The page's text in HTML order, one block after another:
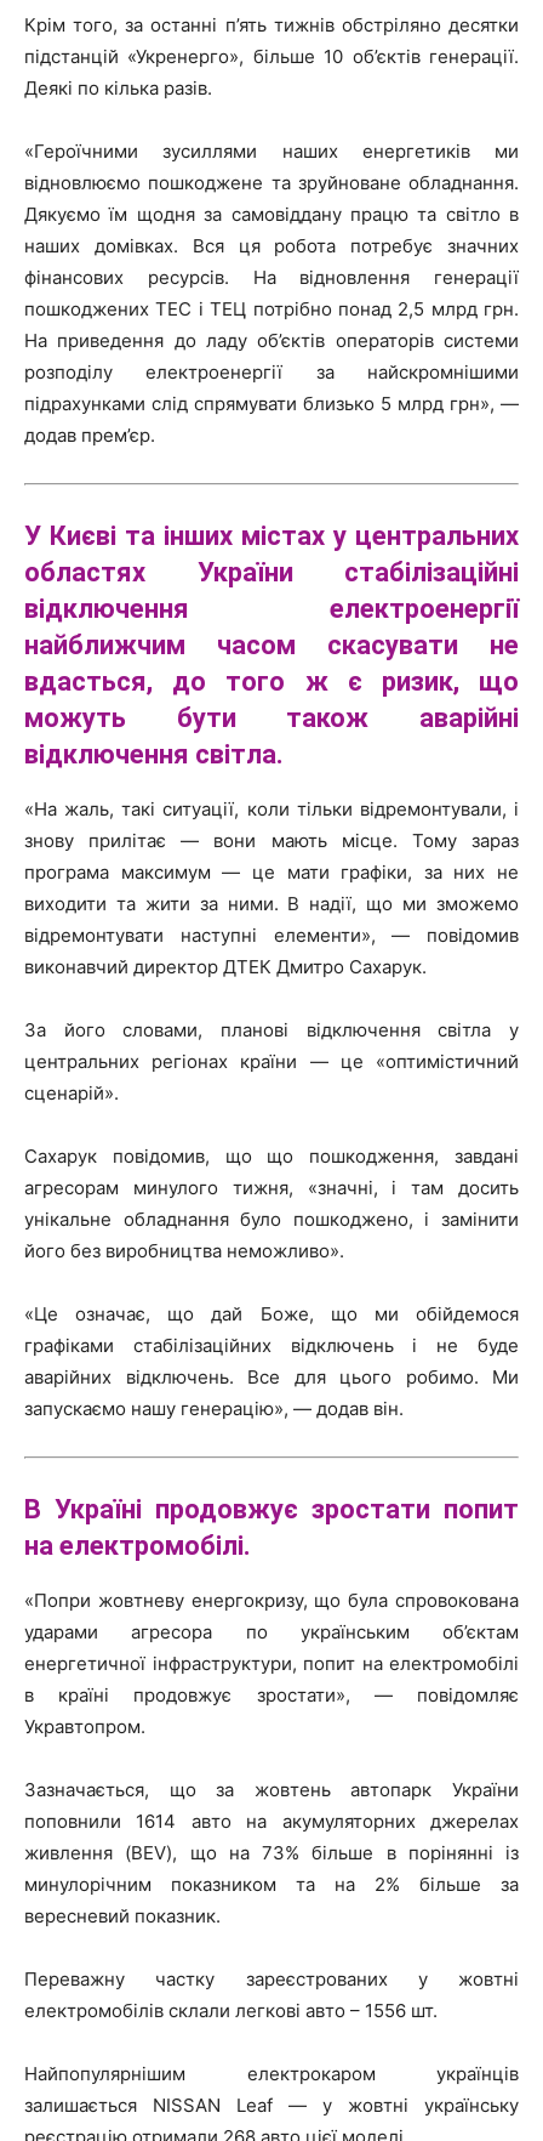
Крім того, за останні п’ять тижнів обстріляно десятки
підстанцій «Укренерго», більше 10 об’єктів генерації.
Деякі по кілька разів.
«Героїчними зусиллями наших енергетиків ми
відновлюємо пошкоджене та зруйноване обладнання.
Дякуємо їм щодня за самовіддану працю та світло в
наших домівках. Вся ця робота потребує значних
фінансових ресурсів. На відновлення генерації
пошкоджених ТЕС і ТЕЦ потрібно понад 2,5 млрд грн.
На приведення до ладу об’єктів операторів системи
розподілу електроенергії за найскромнішими
підрахунками слід спрямувати близько 5 млрд грн», —
додав прем’єр.
У Києві та інших містах у центральних
областях України стабілізаційні
відключення електроенергії
найближчим часом скасувати не
вдасться, до того ж є ризик, що
можуть бути також аварійні
відключення світла.
«На жаль, такі ситуації, коли тільки відремонтували, і
знову прилітає — вони мають місце. Тому зараз
програма максимум — це мати графіки, за них не
виходити та жити за ними. В надії, що ми зможемо
відремонтувати наступні елементи», — повідомив
виконавчий директор ДТЕК Дмитро Сахарук.
За його словами, планові відключення світла у
центральних регіонах країни — це «оптимістичний
сценарій».
Сахарук повідомив, що що пошкодження, завдані
агресорам минулого тижня, «значні, і там досить
унікальне обладнання було пошкоджено, і замінити
його без виробництва неможливо».
«Це означає, що дай Боже, що ми обійдемося
графіками стабілізаційних відключень і не буде
аварійних відключень. Все для цього робимо. Ми
запускаємо нашу генерацію», — додав він.
В Україні продовжує зростати попит
на електромобілі.
«Попри жовтневу енергокризу, що була спровокована
ударами агресора по українським об’єктам
енергетичної інфраструктури, попит на електромобілі
в країні продовжує зростати», — повідомляє
Укравтопром.
Зазначається, що за жовтень автопарк України
поповнили 1614 авто на акумуляторних джерелах
живлення (BEV), що на 73% більше в порінянні із
минулорічним показником та на 2% більше за
вересневий показник.
Переважну частку зареєстрованих у жовтні
електромобілів склали легкові авто – 1556 шт.
Найпопулярнішим електрокаром українців
залишається NISSAN Leaf — у жовтні українську